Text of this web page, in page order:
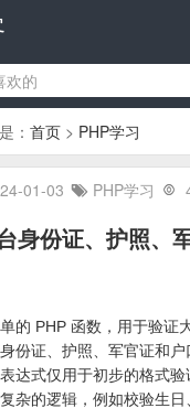
： 首页 > PHP学习
01-03 PHP学习
身份证、护照、
的 PHP 函数，用于验证
份证、护照、军官证和户
达式仅用于初步的格式
杂的逻辑，例如校验生日